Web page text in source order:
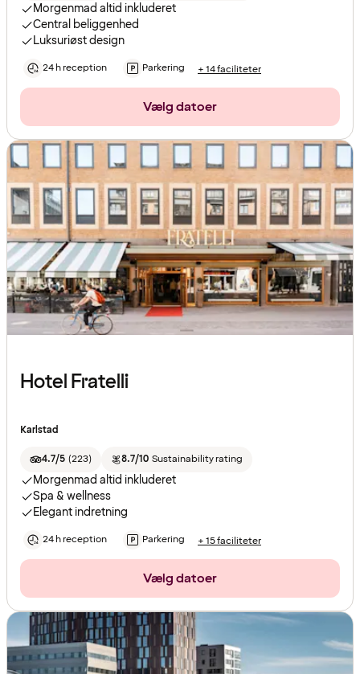
Morgenmad altid inkluderet
Central beliggenhed
Luksuriøst design
24 h reception Parkering + 14 faciliteter
Vælg datoer
Hotel Fratelli
Karlstad
4.7/5 (223) 8.7/10 Sustainability rating
Morgenmad altid inkluderet
Spa & wellness
Elegant indretning
24 h reception Parkering + 15 faciliteter
Vælg datoer